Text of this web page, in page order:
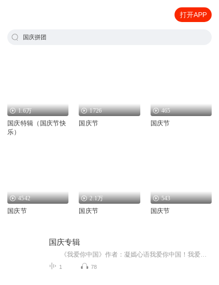
打开APP
国庆拼团
1.6万
国庆特辑（国庆节快
乐）
1726
国庆节
465
国庆节
4542
国庆节
2.1万
国庆节
543
国庆节
国庆专辑
1 78